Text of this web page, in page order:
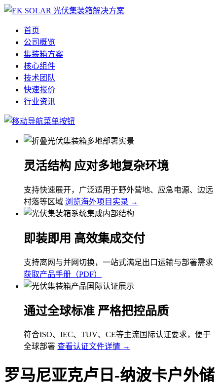
首页
公司概览
集装箱方案
核心组件
技术团队
快速报价
行业资讯
灵活结构 应对多地复杂环境
支持快速展开，广泛适用于野外营地、应急电源、边远
村落等区域 浏览海外项目实录 →
即装即用 高效集成交付
支持离网与并网切换，一站式满足出口运输与部署需求
获取产品手册（PDF）
通过全球标准 严格把控品质
符合ISO、IEC、TUV、CE等主流国际认证要求，便于
全球部署 查看认证文件详情 →
罗马尼亚克卢日-纳波卡户外储